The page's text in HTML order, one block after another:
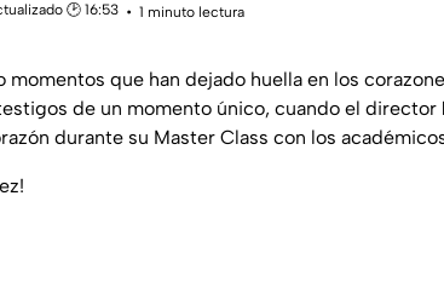
🕑 16:53
1 minuto lectura
momentos que han dejado huella en los
de un momento único, cuando el director
durante su Master Class con los